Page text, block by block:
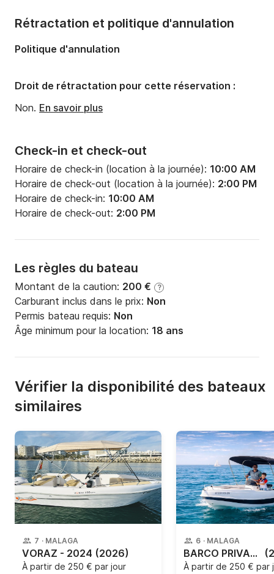
Check-in et check-out
Horaire de check-in (location à la journée): 10:00 AM
Horaire de check-out (location à la journée): 2:00 PM
Horaire de check-in: 10:00 AM
Horaire de check-out: 2:00 PM
Les règles du bateau
Montant de la caution: 200 € ?
Carburant inclus dans le prix: Non
Permis bateau requis: Non
Âge minimum pour la location: 18 ans
Rétractation et politique d'annulation
Politique d'annulation
Droit de rétractation pour cette réservation :
Non. En savoir plus
Vérifier la disponibilité des bateaux
similaires
7 · MALAGA
VORAZ - 2024 (2026)
À partir de 250 € par jour
6 · MALAGA
BARCO PRIVADO - AVISTAMIENTO DE DELFINES
À partir de 250 € par